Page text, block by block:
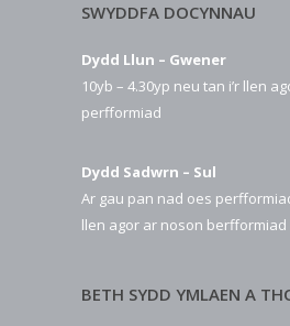
SWYDDFA DOCYNNAU
Dydd Llun – Gwener
10yb – 4.30yp neu tan i’r llen
perfformiad
Dydd Sadwrn – Sul
Ar gau pan nad oes
llen agor ar noson berfformiad
BETH SYDD YMLAEN A